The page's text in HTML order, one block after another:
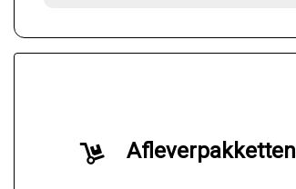
Afleverpakketten